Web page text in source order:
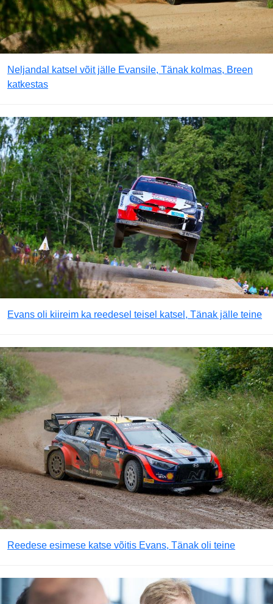
Neljandal katsel võit jälle Evansile, Tänak kolmas, Breen
katkestas
Evans oli kiireim ka reedesel teisel katsel, Tänak jälle teine
Reedese esimese katse võitis Evans, Tänak oli teine